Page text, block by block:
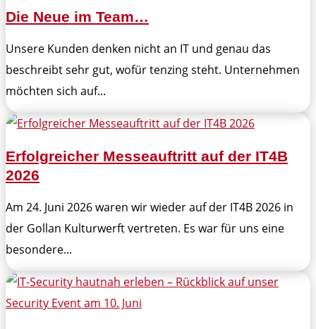
Die Neue im Team…
Unsere Kunden denken nicht an IT und genau das
beschreibt sehr gut, wofür tenzing steht. Unternehmen
möchten sich auf...
Erfolgreicher Messeauftritt auf der IT4B
2026
Am 24. Juni 2026 waren wir wieder auf der IT4B 2026 in
der Gollan Kulturwerft vertreten. Es war für uns eine
besondere...